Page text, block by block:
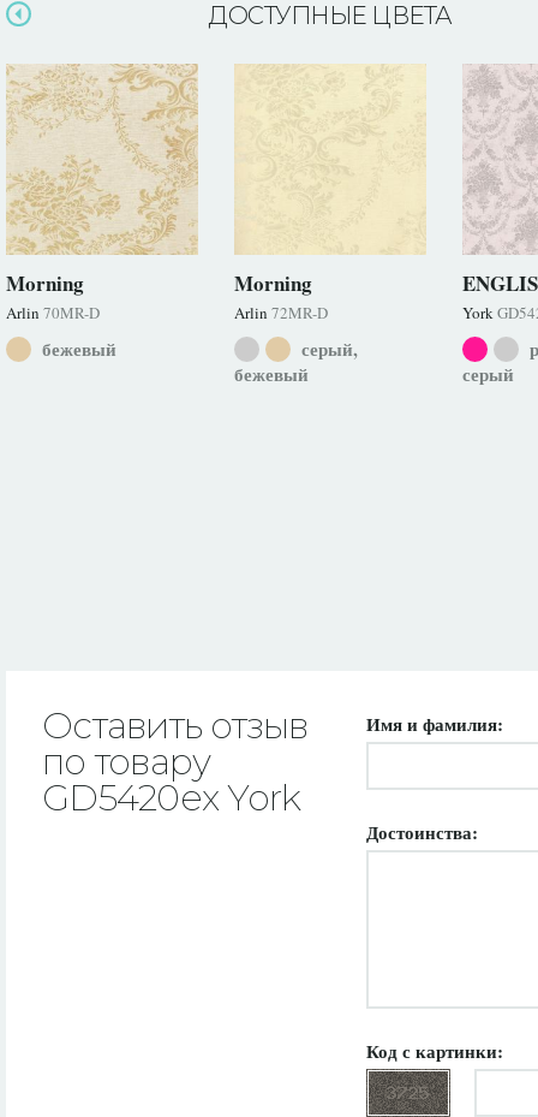
ДОСТУПНЫЕ ЦВЕТА
Morning
Arlin 70MR-D
бежевый
Morning
Arlin 72MR-D
серый,
бежевый
York
серый
Оставить отзыв
по товару
GD5420ex York
Имя и фамилия:
Достоинства:
Код с картинки: